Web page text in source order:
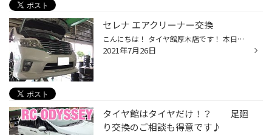
セレナ エアクリーナー交換
こんにちは！ タイヤ館厚木店です！ 本日は日産 セレナのエアクリーナー交換です。 ボンネット奥にあるためカバー等を外していきます。 赤丸の部分にフィルターが入っています。 外してみると… 比較的綺麗でしたが新品と比べると やはり差がありますね！ 新品に入れ替え作業終了です♪ ご利用頂きあ...
2021年7月26日
タイヤ館はタイヤだけ！？ 足廻
り交換のご相談も得意です♪